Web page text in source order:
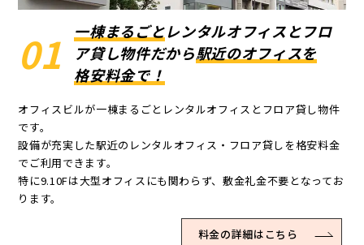
01 一棟まるごとレンタルオフィスとフロ
ア貸し物件だから駅近のオフィスを
格安料金で！
オフィスビルが一棟まるごとレンタルオフィスとフロア貸し物件
です。
設備が充実した駅近のレンタルオフィス・フロア貸しを格安料金
でご利用できます。
特に9.10Fは大型オフィスにも関わらず、敷金礼金不要となってお
ります。
料金の詳細はこちら